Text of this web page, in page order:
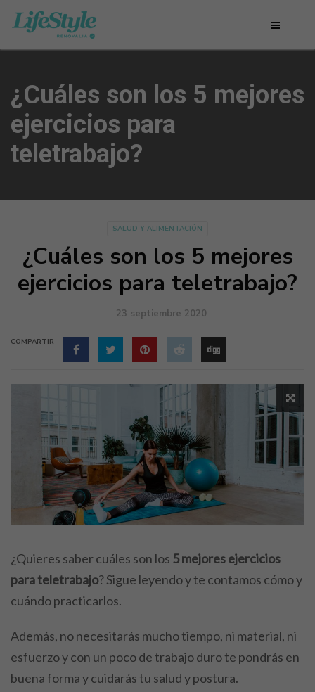
¿Cuáles son los 5 mejores
ejercicios para
teletrabajo?
SALUD Y ALIMENTACIÓN
¿Cuáles son los 5 mejores
ejercicios para teletrabajo?
23 septiembre 2020
COMPARTIR
¿Quieres saber cuáles son los 5 mejores ejercicios
para teletrabajo? Sigue leyendo y te contamos cómo y
cuándo practicarlos.
Además, no necesitarás mucho tiempo, ni material, ni
esfuerzo y con un poco de trabajo duro te pondrás en
buena forma y cuidarás tu salud y postura.